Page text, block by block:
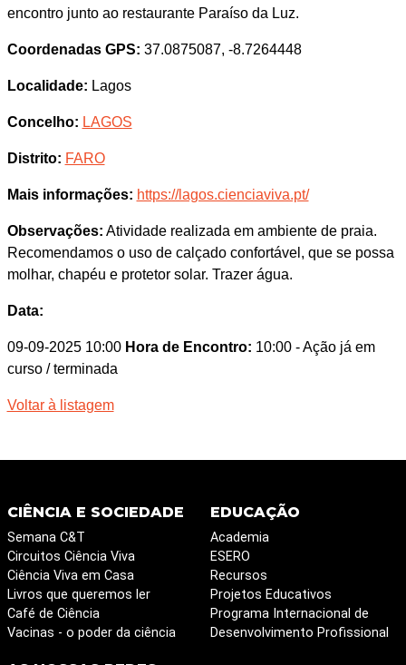
encontro junto ao restaurante Paraíso da Luz.
Coordenadas GPS: 37.0875087, -8.7264448
Localidade: Lagos
Concelho: LAGOS
Distrito: FARO
Mais informações: https://lagos.cienciaviva.pt/
Observações: Atividade realizada em ambiente de praia.
Recomendamos o uso de calçado confortável, que se possa
molhar, chapéu e protetor solar. Trazer água.
Data:
09-09-2025 10:00 Hora de Encontro: 10:00 - Ação já em
curso / terminada
Voltar à listagem
CIÊNCIA E SOCIEDADE
Semana C&T
Circuitos Ciência Viva
Ciência Viva em Casa
Livros que queremos ler
Café de Ciência
Vacinas - o poder da ciência
EDUCAÇÃO
Academia
ESERO
Recursos
Projetos Educativos
Programa Internacional de
Desenvolvimento Profissional